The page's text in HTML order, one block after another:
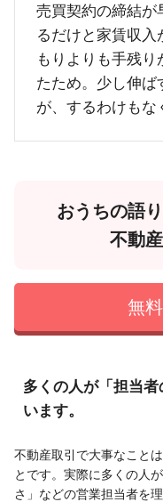
売買契約の締結が
るだけと家賃収
もりよりも手残
たため。少し伸ば
が、するわけもな
おうちの語
不動
無
多くの人が「担当
います。
不動産取引で大事なこと
とです。実際に多くの人
さ」などの営業担当者を